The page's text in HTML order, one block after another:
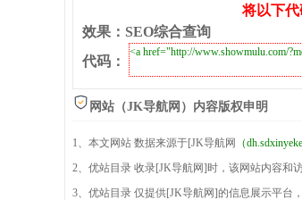
将以下代
效果 ： SEO综合查询
代码 ：
网站（JK导航网）内容版权申明
1、本文网站 数据来源于[JK导航网 （
2、优站目录 收录[JK导航网]时，该网站内容和
3、优站目录 仅提供[JK导航网]的信息展示平台